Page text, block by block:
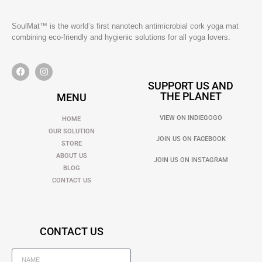
SoulMat™ is the world’s first nanotech antimicrobial cork yoga mat
combining eco-friendly and hygienic solutions for all yoga lovers.
MENU
HOME
OUR SOLUTION
STORE
ABOUT US
BLOG
CONTACT US
SUPPORT US AND
THE PLANET
VIEW ON INDIEGOGO
JOIN US ON FACEBOOK
JOIN US ON INSTAGRAM
CONTACT US